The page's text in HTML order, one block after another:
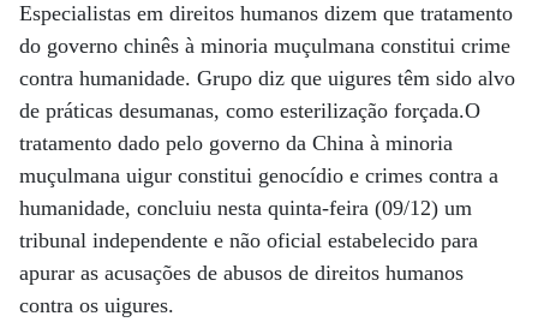
Especialistas em direitos humanos dizem que tratamento
do governo chinês à minoria muçulmana constitui crime
contra humanidade. Grupo diz que uigures têm sido alvo
de práticas desumanas, como esterilização forçada.O
tratamento dado pelo governo da China à minoria
muçulmana uigur constitui genocídio e crimes contra a
humanidade, concluiu nesta quinta-feira (09/12) um
tribunal independente e não oficial estabelecido para
apurar as acusações de abusos de direitos humanos
contra os uigures.